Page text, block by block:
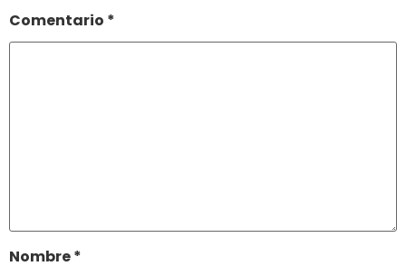
Comentario *
Nombre*